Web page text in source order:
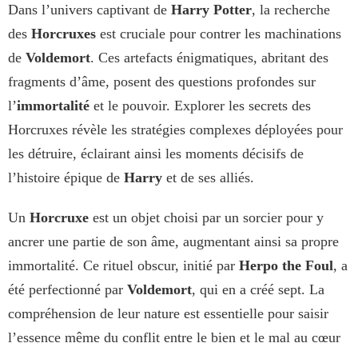
Dans l’univers captivant de Harry Potter, la recherche
des Horcruxes est cruciale pour contrer les machinations
de Voldemort. Ces artefacts énigmatiques, abritant des
fragments d’âme, posent des questions profondes sur
l’immortalité et le pouvoir. Explorer les secrets des
Horcruxes révèle les stratégies complexes déployées pour
les détruire, éclairant ainsi les moments décisifs de
l’histoire épique de Harry et de ses alliés.
Un Horcruxe est un objet choisi par un sorcier pour y
ancrer une partie de son âme, augmentant ainsi sa propre
immortalité. Ce rituel obscur, initié par Herpo the Foul, a
été perfectionné par Voldemort, qui en a créé sept. La
compréhension de leur nature est essentielle pour saisir
l’essence même du conflit entre le bien et le mal au cœur